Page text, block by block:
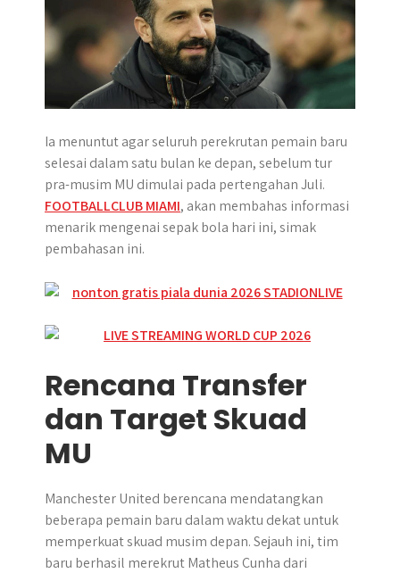
Ia menuntut agar seluruh perekrutan pemain baru
selesai dalam satu bulan ke depan, sebelum tur
pra-musim MU dimulai pada pertengahan Juli.
FOOTBALLCLUB MIAMI, akan membahas informasi
menarik mengenai sepak bola hari ini, simak
pembahasan ini.
Rencana Transfer
dan Target Skuad
MU
Manchester United berencana mendatangkan
beberapa pemain baru dalam waktu dekat untuk
memperkuat skuad musim depan. Sejauh ini, tim
baru berhasil merekrut Matheus Cunha dari